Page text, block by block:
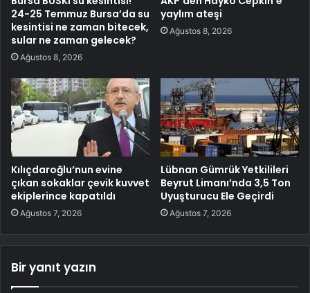
24-25 Temmuz Bursa’da su
kesintisi ne zaman bitecek,
sular ne zaman gelecek?
Ağustos 8, 2026
yaylım ateşi
Ağustos 8, 2026
Kılıçdaroğlu’nun evine
çıkan sokaklar çevik kuvvet
ekiplerince kapatıldı
Ağustos 7, 2026
Lübnan Gümrük Yetkilileri
Beyrut Limanı’nda 3,5 Ton
Uyuşturucu Ele Geçirdi
Ağustos 7, 2026
Bir yanıt yazın